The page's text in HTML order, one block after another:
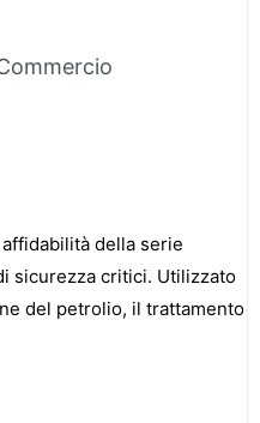
della serie
sicurezza critici. Utilizzato
del petrolio, il trattamento